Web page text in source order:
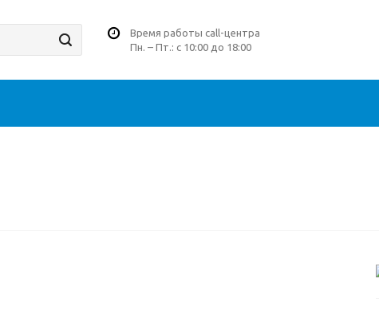
Время работы call-центра
Пн. – Пт.: с 10:00 до 18:00